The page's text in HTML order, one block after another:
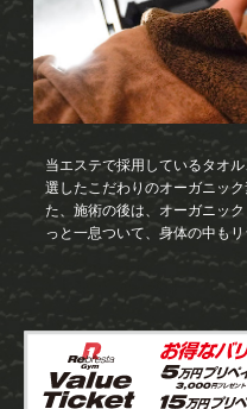
当エステで採用しているタオ
選したこだわりのオーガニッ
た、施術の後は、オーガニッ
っと一息ついて、身体の中も